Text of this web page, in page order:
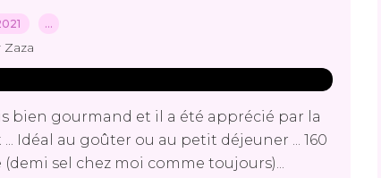
…
Zaza
bien gourmand et il a été apprécié par la
Idéal au goûter ou au petit déjeuner ... 160
sel chez moi comme toujours)...